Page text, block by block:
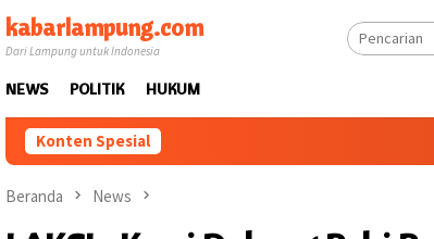
kabarlampung.com
Dari Lampung untuk Indonesia
NEWS POLITIK HUKUM
Konten Spesial
Beranda News